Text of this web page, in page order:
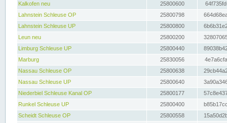
Kalkofen neu
25800600
Lahnstein Schleuse OP
25800798
Lahnstein Schleuse UP
25800800
Leun neu
25800200
Limburg Schleuse UP
25800440
Marburg
25830056
Nassau Schleuse OP
25800638
Nassau Schleuse UP
25800640
Niederbiel Schleuse Kanal OP
25800177
Runkel Schleuse UP
25800400
Scheidt Schleuse OP
25800558